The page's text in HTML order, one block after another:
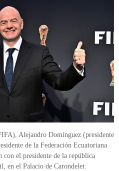
Alejandro Domínguez (presidente
de la Federación Ecuatoriana
con el presidente de la república
en el Palacio de Carondelet.